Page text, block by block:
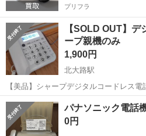
プリフラ
【SOLD OUT】
ープ親機のみ
1,900円
北大路駅
【美品】シャープデジタルコードレス
は無し ほとんど使われず袋に入れて眠
「お！安い!」とポチッてしまった品で
Amazonでも買えませ...
京都 京都市 北大路駅 電話、
パナソニック電話
0円